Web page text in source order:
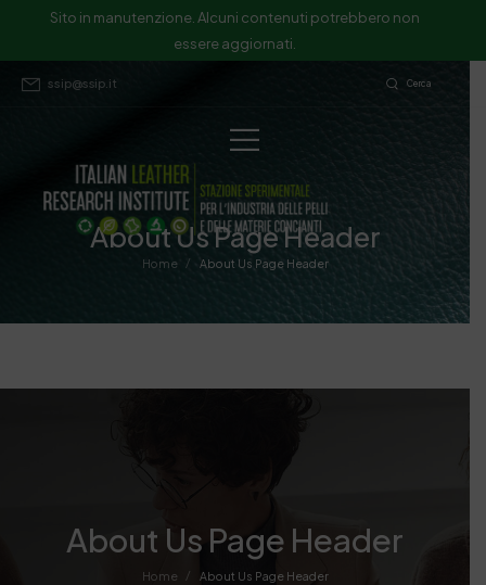
Sito in manutenzione. Alcuni contenuti potrebbero non
essere aggiornati.
ssip@ssip.it Cerca
About Us Page Header
Home / About Us Page Header
About Us Page Header
Home / About Us Page Header